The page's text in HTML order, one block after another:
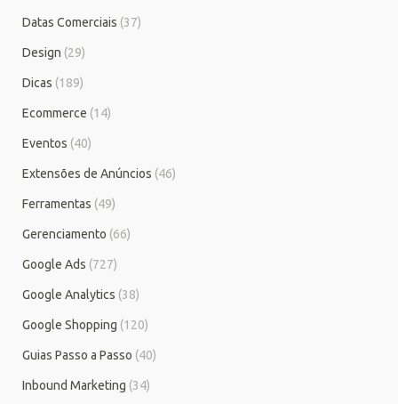
Datas Comerciais (37)
Design (29)
Dicas (189)
Ecommerce (14)
Eventos (40)
Extensões de Anúncios (46)
Ferramentas (49)
Gerenciamento (66)
Google Ads (727)
Google Analytics (38)
Google Shopping (120)
Guias Passo a Passo (40)
Inbound Marketing (34)